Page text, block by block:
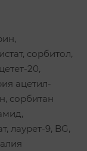
сорбитол,
20,
ацетил-
сорбитан
лаурет-9, BG,